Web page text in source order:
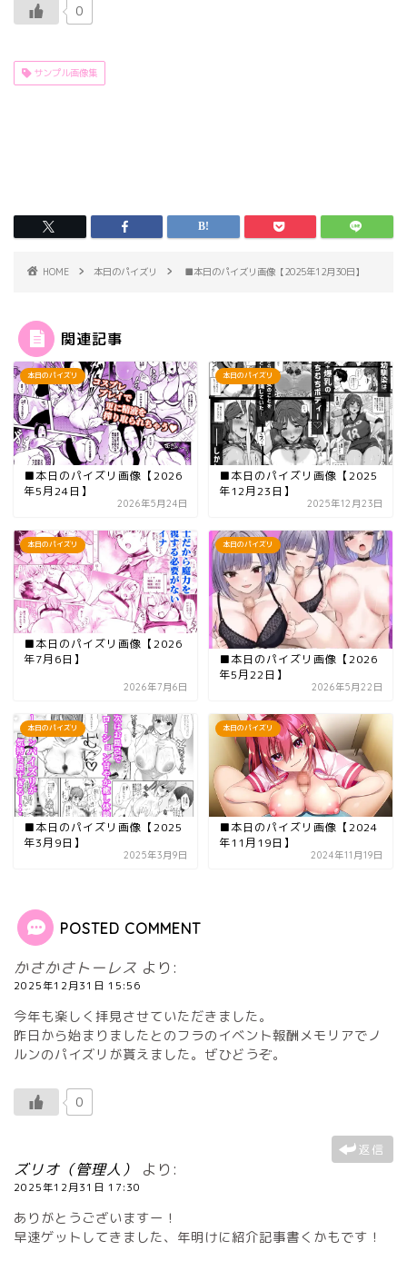
0
サンプル画像集
HOME 本日のパイズリ ■本日のパイズリ画像【2025年12月30日】
関連記事
本日のパイズリ
■本日のパイズリ画像【2026
年5月24日】
2026年5月24日
本日のパイズリ
■本日のパイズリ画像【2025
年12月23日】
2025年12月23日
本日のパイズリ
■本日のパイズリ画像【2026
年7月6日】
2026年7月6日
本日のパイズリ
■本日のパイズリ画像【2026
年5月22日】
2026年5月22日
本日のパイズリ
■本日のパイズリ画像【2025
年3月9日】
2025年3月9日
本日のパイズリ
■本日のパイズリ画像【2024
年11月19日】
2024年11月19日
POSTED COMMENT
かさかさトーレス より:
2025年12月31日 15:56
今年も楽しく拝見させていただきました。
昨日から始まりましたとのフラのイベント報酬メモリアでノ
ルンのパイズリが貰えました。ぜひどうぞ。
0
返信
ズリオ（管理人） より:
2025年12月31日 17:30
ありがとうございますー！
早速ゲットしてきました、年明けに紹介記事書くかもです！